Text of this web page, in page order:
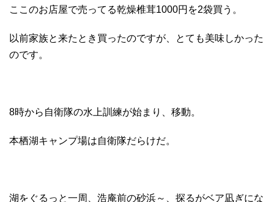
ここのお店屋で売ってる乾燥椎茸1000円を2袋買う。
以前家族と来たとき買ったのですが、とても美味しかった
のです。
8時から自衛隊の水上訓練が始まり、移動。
本栖湖キャンプ場は自衛隊だらけだ。
湖をぐるっと一周、浩庵前の砂浜～、探るがベア凪ぎにな